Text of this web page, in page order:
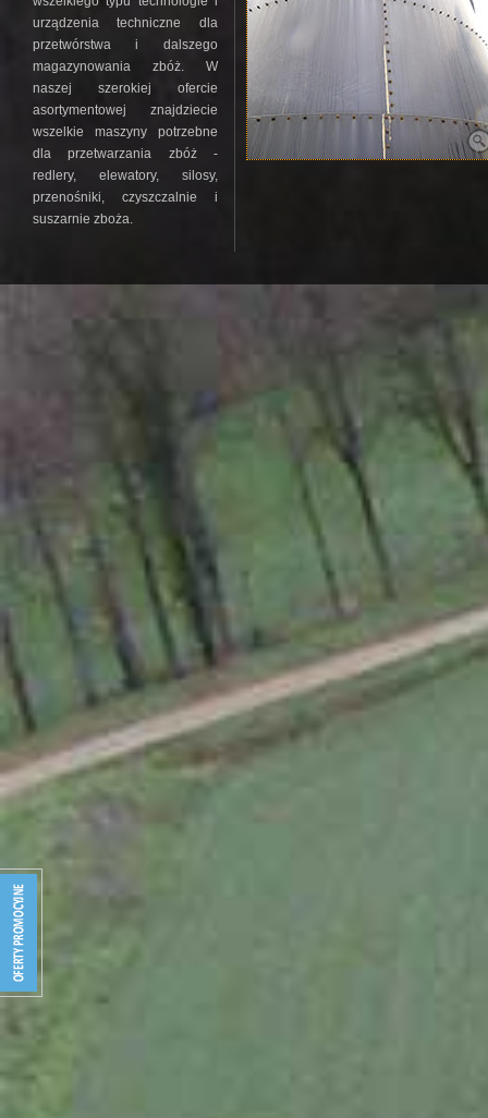
urządzenia techniczne dla
przetwórstwa i dalszego
magazynowania zbóż. W
naszej szerokiej ofercie
asortymentowej znajdziecie
wszelkie maszyny potrzebne
dla przetwarzania zbóż -
redlery, elewatory, silosy,
przenośniki, czyszczalnie i
suszarnie zboża.